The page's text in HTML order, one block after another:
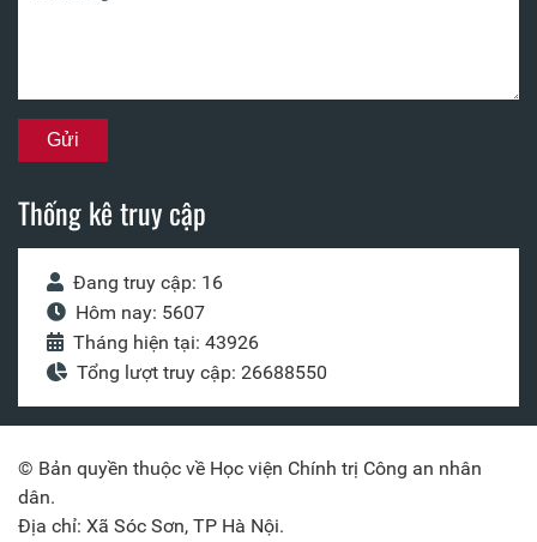
Thống kê truy cập
Đang truy cập: 16
Hôm nay: 5607
Tháng hiện tại: 43926
Tổng lượt truy cập: 26688550
© Bản quyền thuộc về Học viện Chính trị Công an nhân
dân.
Địa chỉ: Xã Sóc Sơn, TP Hà Nội.